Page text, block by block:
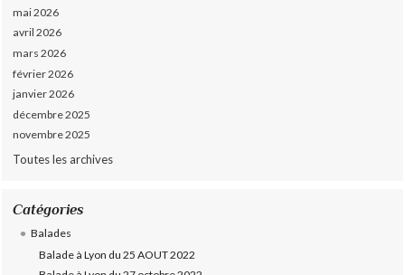
mai 2026
avril 2026
mars 2026
février 2026
janvier 2026
décembre 2025
novembre 2025
Toutes les archives
Catégories
Balades
Balade à Lyon du 25 AOUT 2022